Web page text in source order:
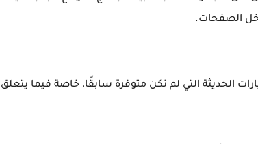
الصفحات.
الحديثة التي لم تكن متوفرة سابقًا، خاصة فيما يتعلق